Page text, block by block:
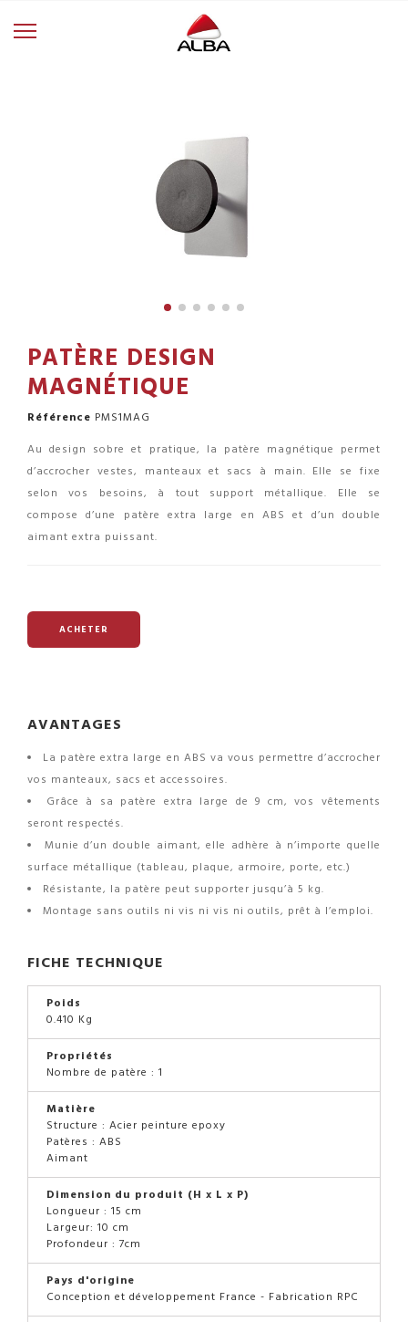
PATÈRE DESIGN
MAGNÉTIQUE
Référence PMS1MAG
Au design sobre et pratique, la patère magnétique permet
d’accrocher vestes, manteaux et sacs à main. Elle se fixe
selon vos besoins, à tout support métallique. Elle se
compose d’une patère extra large en ABS et d’un double
aimant extra puissant.
ACHETER
AVANTAGES
La patère extra large en ABS va vous permettre d’accrocher
vos manteaux, sacs et accessoires.
Grâce à sa patère extra large de 9 cm, vos vêtements
seront respectés.
Munie d’un double aimant, elle adhère à n’importe quelle
surface métallique (tableau, plaque, armoire, porte, etc.)
Résistante, la patère peut supporter jusqu’à 5 kg.
Montage sans outils ni vis ni vis ni outils, prêt à l’emploi.
FICHE TECHNIQUE
Poids
0.410 Kg
Propriétés
Nombre de patère : 1
Matière
Structure : Acier peinture epoxy
Patères : ABS
Aimant
Dimension du produit (H x L x P)
Longueur : 15 cm
Largeur: 10 cm
Profondeur : 7cm
Pays d'origine
Conception et développement France - Fabrication RPC